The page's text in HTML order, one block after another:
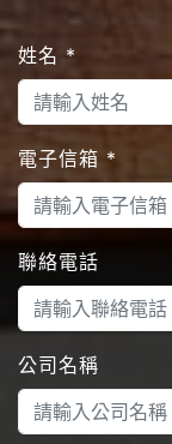
姓名 *
電子信箱 *
聯絡電話
公司名稱